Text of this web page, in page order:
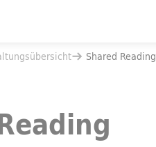
Shared Reading